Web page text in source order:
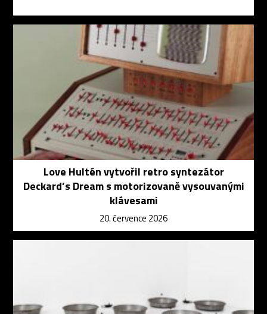
Love Hultén vytvořil retro syntezátor
Deckard’s Dream s motorizovaně vysouvanými
klávesami
20. července 2026